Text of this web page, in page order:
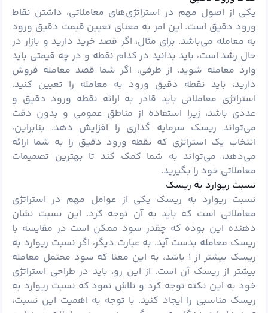
یکی از اصول مهم در استراتژی‌های معاملاتی، داشتن نقاط
ورود دقیق است. این امر به معنای تعیین قیمت دقیق ورود
به معامله می‌باشد. برای مثال، اگر قصد خرید دارید و بازار در
حال رشد است، باید بدانید در کدام نقطه و در چه قیمتی باید
وارد معامله شوید. از طرفی، اگر شما قصد معامله فروش
دارید، باید نقطه دقیق ورود به معامله را تعیین کنید.
استراتژی معاملاتی باید قادر به ارائه نقطه ورود دقیق و
عددی باشد، زیرا استفاده از مناطق عمومی و بدون دقت
می‌تواند ریسک سرمایه گذاری را افزایش دهد. بنابراین،
انتخاب یک استراتژی که نقطه ورود دقیق را به شما ارائه
می‌دهد، می‌تواند به شما کمک کند تا بهترین تصمیمات
معاملاتی خود را بگیرید.
نسبت ریوارد به ریسک
نسبت ریوارد به ریسک یکی از عوامل مهم در استراتژی
معاملاتی است که باید به آن توجه کرد. این نسبت نشان
دهنده این بوده که چقدر سود ممکن است در مقایسه با
ریسک معامله بدست آید. به عبارت دیگر، اگر نسبت ریوارد به
ریسک بیشتر از ۱ باشد، به این معنا که سود محتمل معامله
بیشتر از ریسک آن است. از این رو، باید در طراحی استراتژی
خود به این نکته توجه کرد و تلاش نمود که نسبت ریوارد به
ریسک مناسبی را ایجاد کنید. با توجه به اهمیت این نسبت،